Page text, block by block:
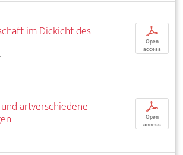
im Dickicht des
p
Open
access
artverschiedene
p
Open
access